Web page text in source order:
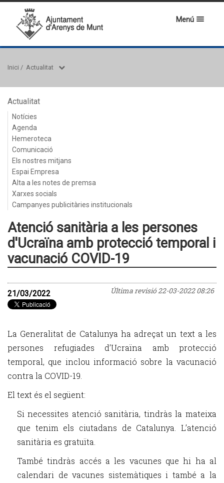
Menú
Inici / Actualitat
Actualitat
Notícies
Agenda
Hemeroteca
Comunicació
Els nostres mitjans
Espai Empresa
Alta a les notes de premsa
Xarxes socials
Campanyes publicitàries institucionals
Atenció sanitària a les persones
d'Ucraïna amb protecció temporal i
vacunació COVID-19
Última revisió22-03-2022 08:26
21/03/2022
La Generalitat de Catalunya ha adreçat un text a les
persones refugiades d’Ucraïna amb protecció
temporal, que inclou informació sobre la vacunació
contra la COVID-19.
El text és el següent:
Si necessites atenció sanitària, tindràs la mateixa
que tenim els ciutadans de Catalunya. L’atenció
sanitària es gratuïta.
També tindràs accés a les vacunes que hi ha al
calendari de vacunes sistemàtiques i també a la